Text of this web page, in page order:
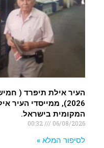
2026), ממייסדי העיר
המקומית בישראל.
06/08/2026
00:32
לסיפור המלא »